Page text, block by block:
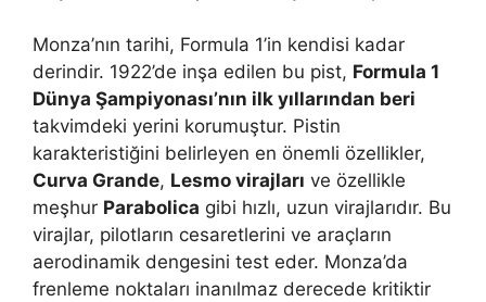
Monza’nın tarihi, Formula 1’in kendisi kadar
derindir. 1922’de inşa edilen bu pist, Formula 1
Dünya Şampiyonası’nın ilk yıllarından beri
takvimdeki yerini korumuştur. Pistin
karakteristiğini belirleyen en önemli özellikler,
Curva Grande, Lesmo virajları ve özellikle
meşhur Parabolica gibi hızlı, uzun virajlarıdır. Bu
virajlar, pilotların cesaretlerini ve araçların
aerodinamik dengesini test eder. Monza’da
frenleme noktaları inanılmaz derecede kritiktir